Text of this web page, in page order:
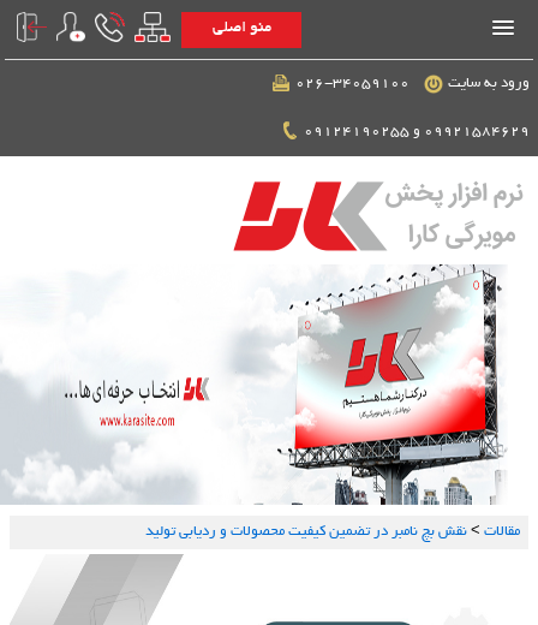
منو اصلی
ورود به سایت
مقالات >نقش بچ نامبر در تضمین کیفیت محصولات و ردیابی تولید